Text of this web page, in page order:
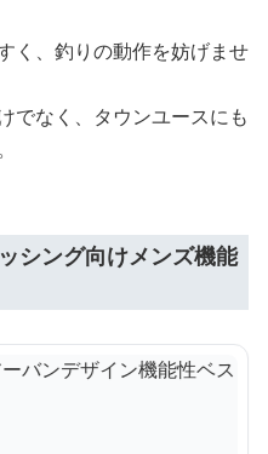
く、釣りの動作を妨げませ
でなく、タウンユースにも
シング向けメンズ機能